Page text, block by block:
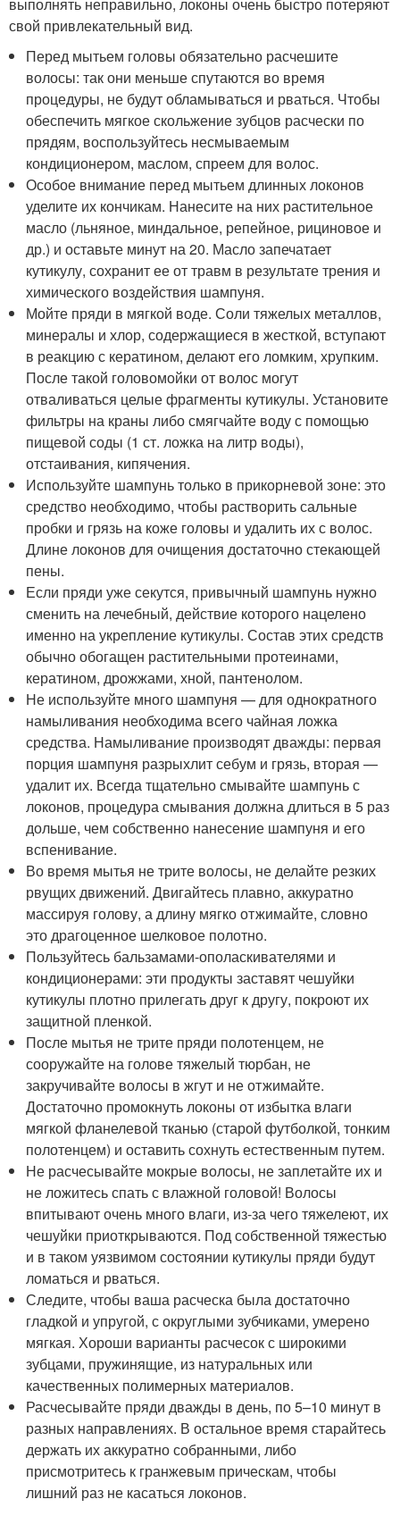
свой привлекательный вид.
Перед мытьем головы обязательно расчешите
волосы: так они меньше спутаются во время
процедуры, не будут обламываться и рваться. Чтобы
обеспечить мягкое скольжение зубцов расчески по
прядям, воспользуйтесь несмываемым
кондиционером, маслом, спреем для волос.
Особое внимание перед мытьем длинных локонов
уделите их кончикам. Нанесите на них растительное
масло (льняное, миндальное, репейное, рициновое и
др.) и оставьте минут на 20. Масло запечатает
кутикулу, сохранит ее от травм в результате трения и
химического воздействия шампуня.
Мойте пряди в мягкой воде. Соли тяжелых металлов,
минералы и хлор, содержащиеся в жесткой, вступают
в реакцию с кератином, делают его ломким, хрупким.
После такой головомойки от волос могут
отваливаться целые фрагменты кутикулы. Установите
фильтры на краны либо смягчайте воду с помощью
пищевой соды (1 ст. ложка на литр воды),
отстаивания, кипячения.
Используйте шампунь только в прикорневой зоне: это
средство необходимо, чтобы растворить сальные
пробки и грязь на коже головы и удалить их с волос.
Длине локонов для очищения достаточно стекающей
пены.
Если пряди уже секутся, привычный шампунь нужно
сменить на лечебный, действие которого нацелено
именно на укрепление кутикулы. Состав этих средств
обычно обогащен растительными протеинами,
кератином, дрожжами, хной, пантенолом.
Не используйте много шампуня — для однократного
намыливания необходима всего чайная ложка
средства. Намыливание производят дважды: первая
порция шампуня разрыхлит себум и грязь, вторая —
удалит их. Всегда тщательно смывайте шампунь с
локонов, процедура смывания должна длиться в 5 раз
дольше, чем собственно нанесение шампуня и его
вспенивание.
Во время мытья не трите волосы, не делайте резких
рвущих движений. Двигайтесь плавно, аккуратно
массируя голову, а длину мягко отжимайте, словно
это драгоценное шелковое полотно.
Пользуйтесь бальзамами-ополаскивателями и
кондиционерами: эти продукты заставят чешуйки
кутикулы плотно прилегать друг к другу, покроют их
защитной пленкой.
После мытья не трите пряди полотенцем, не
сооружайте на голове тяжелый тюрбан, не
закручивайте волосы в жгут и не отжимайте.
Достаточно промокнуть локоны от избытка влаги
мягкой фланелевой тканью (старой футболкой, тонким
полотенцем) и оставить сохнуть естественным путем.
Не расчесывайте мокрые волосы, не заплетайте их и
не ложитесь спать с влажной головой! Волосы
впитывают очень много влаги, из-за чего тяжелеют, их
чешуйки приоткрываются. Под собственной тяжестью
и в таком уязвимом состоянии кутикулы пряди будут
ломаться и рваться.
Следите, чтобы ваша расческа была достаточно
гладкой и упругой, с округлыми зубчиками, умерено
мягкая. Хороши варианты расчесок с широкими
зубцами, пружинящие, из натуральных или
качественных полимерных материалов.
Расчесывайте пряди дважды в день, по 5–10 минут в
разных направлениях. В остальное время старайтесь
держать их аккуратно собранными, либо
присмотритесь к гранжевым прическам, чтобы
лишний раз не касаться локонов.